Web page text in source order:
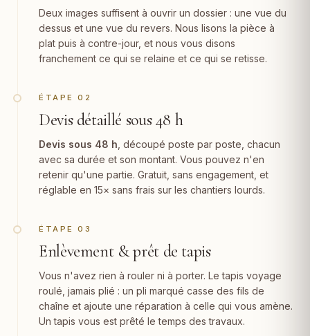
Deux images suffisent à ouvrir un dossier : une vue du
dessus et une vue du revers. Nous lisons la pièce à
plat puis à contre-jour, et nous vous disons
franchement ce qui se relaine et ce qui se retisse.
ÉTAPE 02
Devis détaillé sous 48 h
Devis sous 48 h , découpé poste par poste, chacun
avec sa durée et son montant. Vous pouvez n'en
retenir qu'une partie. Gratuit, sans engagement, et
réglable en 15× sans frais sur les chantiers lourds.
ÉTAPE 03
Enlèvement & prêt de tapis
Vous n'avez rien à rouler ni à porter. Le tapis voyage
roulé, jamais plié : un pli marqué casse des fils de
chaîne et ajoute une réparation à celle qui vous amène.
Un tapis vous est prêté le temps des travaux.